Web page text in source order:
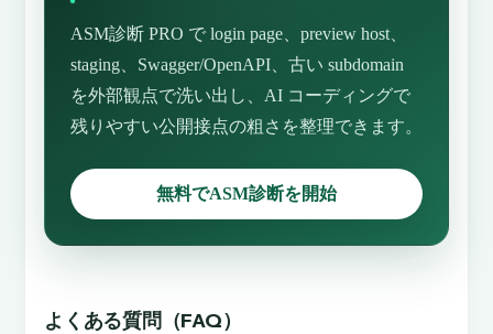
ASM診断 PRO で login page、preview host、
staging、Swagger/OpenAPI、古い subdomain
を外部観点で洗い出し、AI コーディングで
残りやすい公開接点の粗さを整理できます。
無料でASM診断を開始
よくある質問（FAQ）